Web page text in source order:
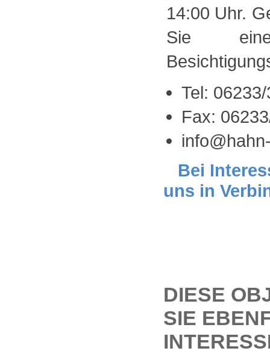
14:00 Uhr.
Sie
Tel:
Fax:
Bei
uns in
DIESE
SIE